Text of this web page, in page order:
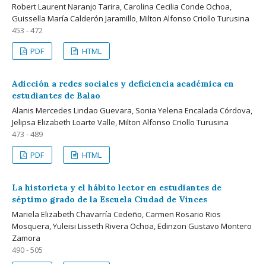
Robert Laurent Naranjo Tarira, Carolina Cecilia Conde Ochoa,
Guissella María Calderón Jaramillo, Milton Alfonso Criollo Turusina
453 - 472
PDF
HTML
Adicción a redes sociales y deficiencia académica en
estudiantes de Balao
Alanis Mercedes Lindao Guevara, Sonia Yelena Encalada Córdova,
Jelipsa Elizabeth Loarte Valle, Milton Alfonso Criollo Turusina
473 - 489
PDF
HTML
La historieta y el hábito lector en estudiantes de
séptimo grado de la Escuela Ciudad de Vinces
Mariela Elizabeth Chavarría Cedeño, Carmen Rosario Rios
Mosquera, Yuleisi Lisseth Rivera Ochoa, Edinzon Gustavo Montero
Zamora
490 - 505